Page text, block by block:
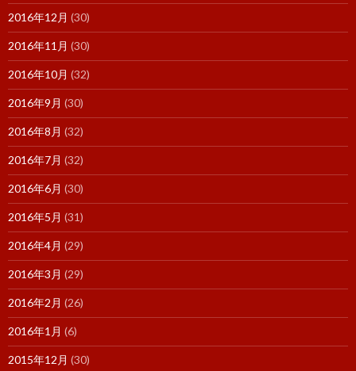
2016年12月 (30)
2016年11月 (30)
2016年10月 (32)
2016年9月 (30)
2016年8月 (32)
2016年7月 (32)
2016年6月 (30)
2016年5月 (31)
2016年4月 (29)
2016年3月 (29)
2016年2月 (26)
2016年1月 (6)
2015年12月 (30)